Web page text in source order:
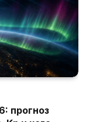
прогноз